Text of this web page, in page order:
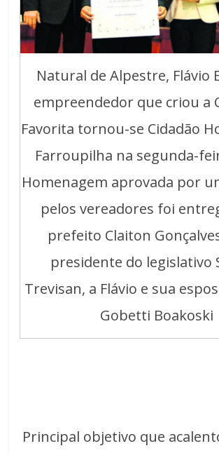
Natural de Alpestre, Flávio
empreendedor que criou a
Favorita tornou-se Cidadão
Farroupilha na segunda-
Homenagem aprovada por
pelos vereadores foi
prefeito Claiton
presidente do legislativo
Trevisan, a Flávio e sua
Gobetti Boakoski
Principal objetivo que